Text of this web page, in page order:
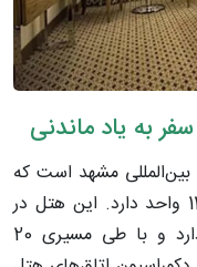
به یاد ماندنی
مشهد است که
در سال 1352 افتتاح شد. این هتل 135 واحد دارد. این هتل در
فاصله مناسبی از حرم امام رضا قرار دارد و با طی مسیری 20